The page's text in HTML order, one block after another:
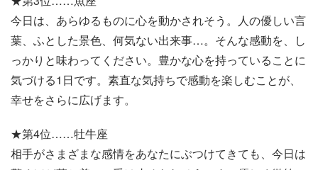
今日は、あらゆるものに心を動かされそう。人の優しい言
葉、ふとした景色、何気ない出来事…。そんな感動を、し
っかりと味わってください。豊かな心を持っていることに
気づける1日です。素直な気持ちで感動を楽しむことが、
幸せをさらに広げます。
★第4位……牡牛座
相手がさまざまな感情をあなたにぶつけてきても、今日は